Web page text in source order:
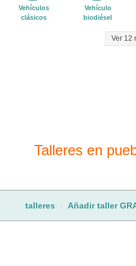
Vehículos
clásicos
Vehículo
biodiésel
Ver 12
Talleres en
talleres Añadir taller